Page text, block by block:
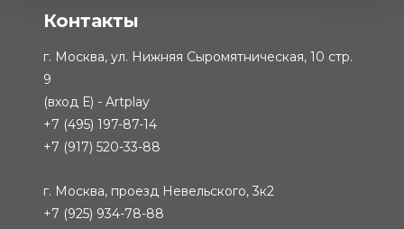
Контакты
г. Москва, ул. Нижняя Сыромятническая, 10 стр.
9
(вход Е) - Artplay
+7 (495) 197-87-14
+7 (917) 520-33-88
г. Москва, проезд Невельского, 3к2
+7 (925) 934-78-88